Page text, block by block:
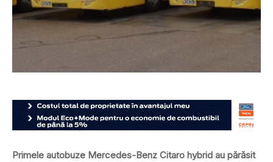
Primele autobuze Mercedes-Benz Citaro hybrid au părăsit